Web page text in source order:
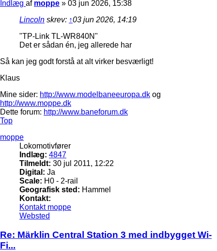
Indlæg af moppe » 03 jun 2026, 15:38
Lincoln skrev: ↑03 jun 2026, 14:19
"TP-Link TL-WR840N"
Det er sådan én, jeg allerede har
Så kan jeg godt forstå at alt virker besværligt!
Klaus
Mine sider: http://www.modelbaneeuropa.dk og
http://www.moppe.dk
Dette forum: http://www.baneforum.dk
Top
moppe
Lokomotivfører
Indlæg: 4847
Tilmeldt: 30 jul 2011, 12:22
Digital: Ja
Scale: H0 - 2-rail
Geografisk sted: Hammel
Kontakt:
Kontakt moppe
Websted
Re: Märklin Central Station 3 med indbygget Wi-
Fi...